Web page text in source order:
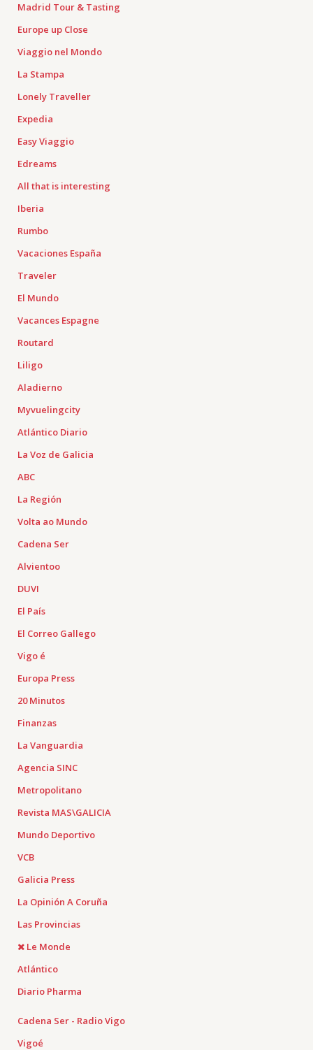
Madrid Tour & Tasting
Europe up Close
Viaggio nel Mondo
La Stampa
Lonely Traveller
Expedia
Easy Viaggio
Edreams
All that is interesting
Iberia
Rumbo
Vacaciones España
Traveler
El Mundo
Vacances Espagne
Routard
Liligo
Aladierno
Myvuelingcity
Atlántico Diario
La Voz de Galicia
ABC
La Región
Volta ao Mundo
Cadena Ser
Alvientoo
DUVI
El País
El Correo Gallego
Vigo é
Europa Press
20 Minutos
Finanzas
La Vanguardia
Agencia SINC
Metropolitano
Revista MAS\GALICIA
Mundo Deportivo
VCB
Galicia Press
La Opinión A Coruña
Las Provincias
Le Monde
Atlántico
Diario Pharma
Cadena Ser - Radio Vigo
Vigoé